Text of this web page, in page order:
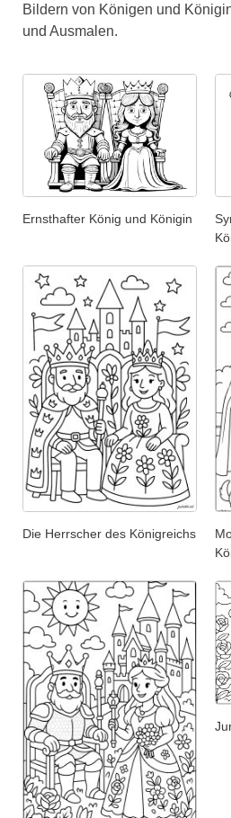
Bildern von Königen und
und Ausmalen.
Ernsthafter König und Königin
Die Herrscher des Königreichs